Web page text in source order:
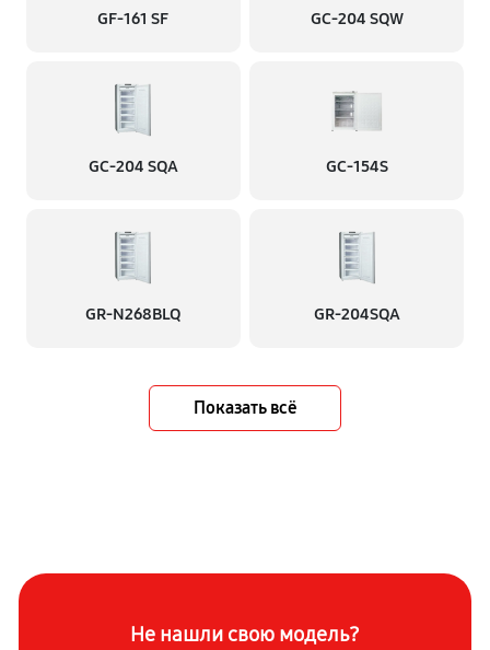
GF-161 SF GC-204 SQW
GC-204 SQA GC-154S
GR-N268BLQ GR-204SQA
Показать всё
Не нашли свою модель?